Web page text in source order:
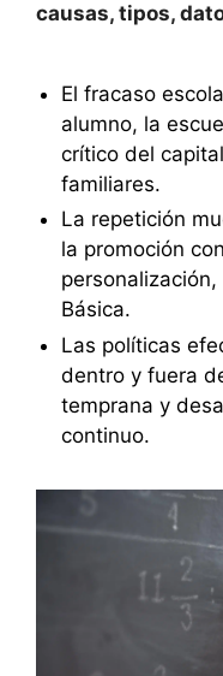
causas, tipos,
El fracaso
alumno, la
crítico del
familiares.
La repetición
la promoción
Básica.
Las políticas
dentro y fuera
temprana y
continuo.